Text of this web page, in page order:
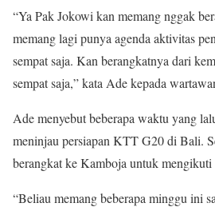
“Ya Pak Jokowi kan memang nggak
memang lagi punya agenda aktivitas
sempat saja. Kan berangkatnya dari
sempat saja,” kata Ade kepada
Ade menyebut beberapa waktu yang
meninjau persiapan KTT G20 di Bali.
berangkat ke Kamboja untuk
“Beliau memang beberapa minggu ini